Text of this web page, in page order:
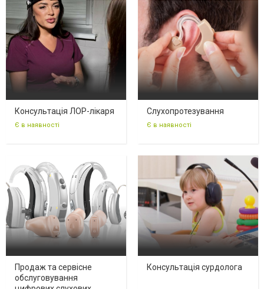
Консультація ЛОР-лікаря
Є в наявності
Слухопротезування
Є в наявності
Продаж та сервісне
обслуговування
Консультація сурдолога